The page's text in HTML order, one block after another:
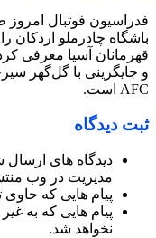
فدراسیون فوتبال
باشگاه چادرملو اردکان
قهرمانان آسیا معرفی
و جایگزینی با گل‌گهر
AFC است.
ثبت دیدگاه
دیدگاه های
مدیریت در وب
پیام هایی که حاوی
پیام هایی که به
نخواهد شد.